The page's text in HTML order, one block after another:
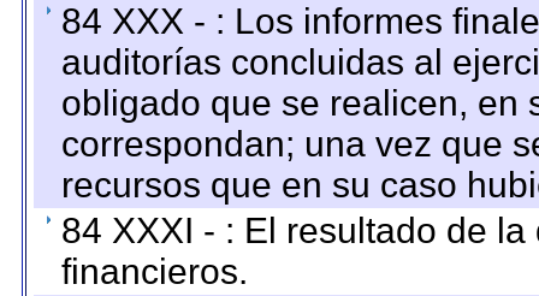
84 XXX - : Los informes
auditorías concluidas al
obligado que se realicen, en
correspondan; una vez que
recursos que en su caso
84 XXXI - : El resultado de
financieros.